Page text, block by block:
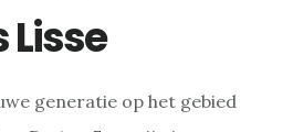
Lisse
generatie op het gebied